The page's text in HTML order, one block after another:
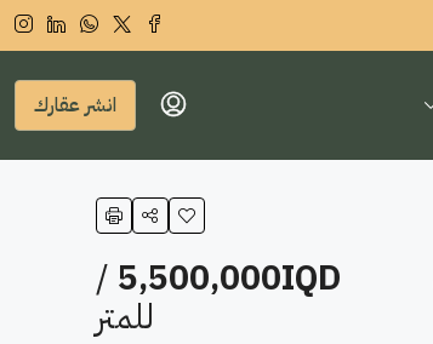
انشر عقارك
5,500,000IQD
/
للمتر